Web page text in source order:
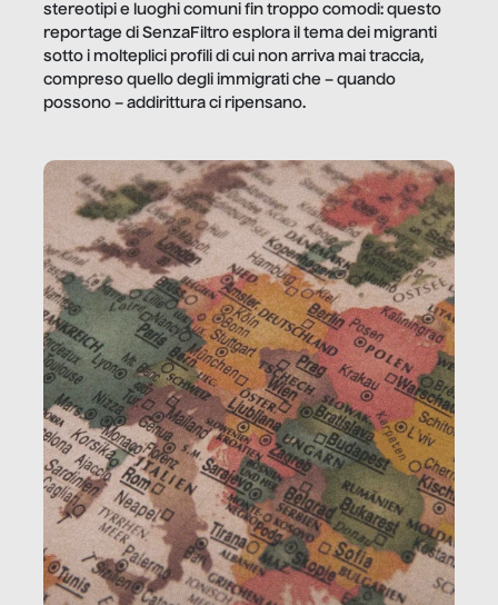
stereotipi e luoghi comuni fin troppo comodi: questo
reportage di SenzaFiltro esplora il tema dei migranti
sotto i molteplici profili di cui non arriva mai traccia,
compreso quello degli immigrati che – quando
possono – addirittura ci ripensano.